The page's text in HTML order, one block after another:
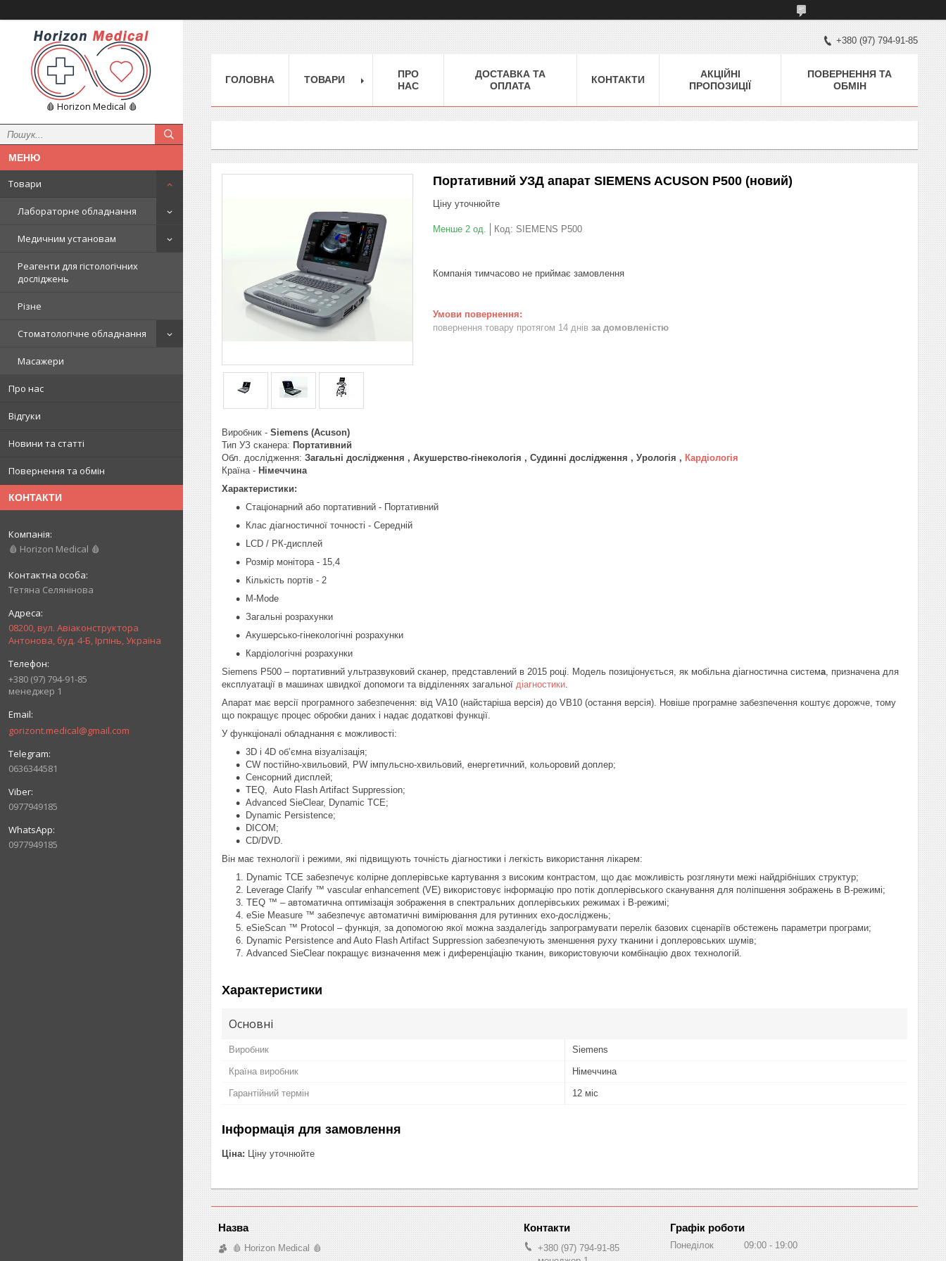
🩸 Horizon Medical 🩸
Товари
Лабораторне обладнання
Медичним установам
Реагенти для гістологічних
досліджень
Різне
Стоматологічне обладнання
Масажери
Про нас
Відгуки
Новини та статті
Повернення та обмін
КОНТАКТИ
🩸 Horizon Medical 🩸
Тетяна Селянінова
08200, вул. Авіаконструктора
Антонова, буд. 4-Б, Ірпінь, Україна
+380 (97) 794-91-85
менеджер 1
gorizont.medical@gmail.com
0636344581
0977949185
0977949185
+380 (97) 794-91-85
ГОЛОВНА ТОВАРИ
ПРО
НАС
ДОСТАВКА ТА
ОПЛАТА
КОНТАКТИ
АКЦІЙНІ
ПРОПОЗИЦІЇ
ПОВЕРНЕННЯ ТА
ОБМІН
Портативний УЗД апарат SIEMENS ACUSON P500 (новий)
Ціну уточнюйте
Менше 2 од. Код: SIEMENS P500
Компанія тимчасово не приймає замовлення
повернення товару протягом 14 днів за домовленістю
Виробник - Siemens (Acuson)
Тип УЗ сканера: Портативний
Обл. дослідження: Загальні дослідження , Акушерство-гінекологія , Судинні дослідження , Урологія , Кардіологія
Країна - Німеччина
Характеристики:
Стаціонарний або портативний - Портативний
Клас діагностичної точності - Середній
LCD / РК-дисплей
Розмір монітора - 15,4
Кількість портів - 2
M-Mode
Загальні розрахунки
Акушерсько-гінекологічні розрахунки
Кардіологічні розрахунки
Siemens P500 – портативний ультразвуковий сканер, представлений в 2015 році. Модель позиціонується, як мобільна діагностична система , призначена для
експлуатації в машинах швидкої допомоги та відділеннях загальної діагностики
Апарат має версії програмного забезпечення: від VA10 (найстаріша версія) до VB10 (остання версія). Новіше програмне забезпечення коштує дорожче, тому
що покращує процес обробки даних і надає додаткові функції.
У функціоналі обладнання є можливості:
3D і 4D об’ємна візуалізація;
CW постійно-хвильовий, PW імпульсно-хвильовий, енергетичний, кольоровий доплер;
Сенсорний дисплей;
TEQ, Auto Flash Artifact Suppression;
Advanced SieClear, Dynamic TCE;
Dynamic Persistence;
DICOM;
CD/DVD.
Він має технології і режими, які підвищують точність діагностики і легкість використання лікарем:
Dynamic TCE забезпечує колірне доплерівське картування з високим контрастом, що дає можливість розглянути межі найдрібніших структур;
Leverage Clarify ™ vascular enhancement (VE) використовує інформацію про потік доплерівського сканування для поліпшення зображень в В-режимі;
TEQ ™ – автоматична оптимізація зображення в спектральних доплерівських режимах і В-режимі;
eSie Measure ™ забезпечує автоматичні вимірювання для рутинних ехо-досліджень;
eSieScan ™ Protocol – функція, за допомогою якої можна заздалегідь запрограмувати перелік базових сценаріїв обстежень параметри програми;
Dynamic Persistence and Auto Flash Artifact Suppression забезпечують зменшення руху тканини і доплеровських шумів;
Advanced SieClear покращує визначення меж і диференціацію тканин, використовуючи комбінацію двох технологій.
Характеристики
Основні
Виробник Siemens
Країна виробник Німеччина
Гарантійний термін 12 міс
Інформація для замовлення
Ціна: Ціну уточнюйте
🩸 Horizon Medical 🩸
+380 (97) 794-91-85
Графік роботи
Понеділок 09:00
19:00